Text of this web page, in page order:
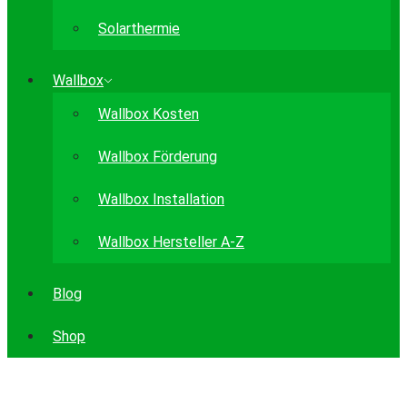
Solarthermie
Wallbox
Wallbox Kosten
Wallbox Förderung
Wallbox Installation
Wallbox Hersteller A-Z
Blog
Shop